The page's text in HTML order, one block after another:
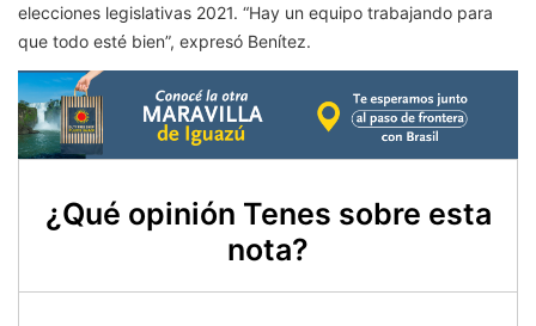
elecciones legislativas 2021. “Hay un equipo trabajando para
que todo esté bien”, expresó Benítez.
¿Qué opinión Tenes sobre esta
nota?